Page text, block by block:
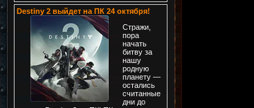
Destiny 2 выйдет на ПК 24 октября!
Стражи,
пора
начать
битву за
нашу
родную
планету —
остались
считанные
дни до